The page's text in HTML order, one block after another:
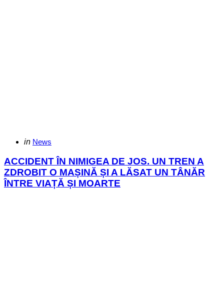
Categories
Posted
in News
ACCIDENT ÎN NIMIGEA DE JOS. UN TREN A
ZDROBIT O MAȘINĂ ȘI A LĂSAT UN TÂNĂR
ÎNTRE VIAȚĂ ȘI MOARTE